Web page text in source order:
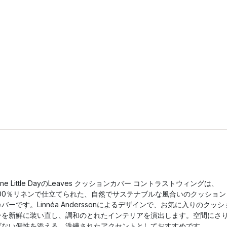
Little DayのLeaves クッションカバー コントラストウィングは、
％リネンで仕立てられた、自然でサステナブルな風合いのクッション
バーです。Linnéa Anderssonによるデザインで、お気に入りのクッシ
を新鮮に装い直し、調和のとれたインテリアを演出します。空間にさ